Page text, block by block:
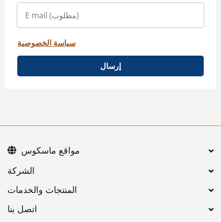
سياسة الخصوصية
إرسال
اتصل بنا
مواقع ماسكوس